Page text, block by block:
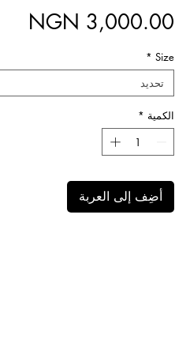
Size
*
تحديد
الكمية *
أضِف إلى العربة